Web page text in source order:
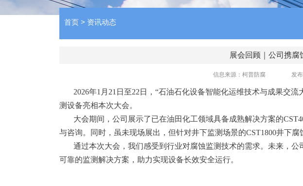
首页 > 资讯动态
展会回顾｜公司携腐
信息来源：柯普防腐 发
2026年1月21日至22日，“石油石化设备智能化运维技术与成果交
测设备亮相本次大会。
大会期间，公司展示了已在油田化工领域具备成熟解决方案的
与咨询。同时，虽未现场展出，但针对井下监测场景的CST1800井下腐
通过本次大会，我们感受到行业对腐蚀监测技术的需求。未来，
可靠的监测解决方案，助力实现设备长效安全运行。